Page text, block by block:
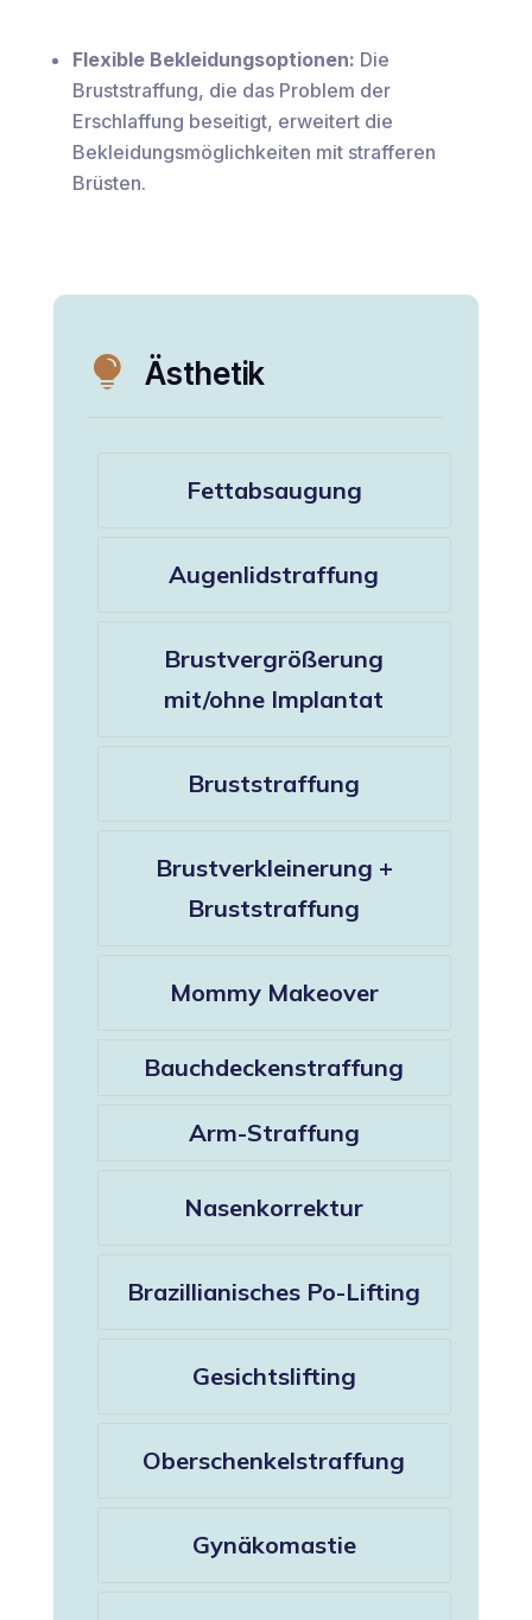
Flexible Bekleidungsoptionen: Die
Bruststraffung, die das Problem der
Erschlaffung beseitigt, erweitert die
Bekleidungsmöglichkeiten mit strafferen
Brüsten.
 Ästhetik
Fettabsaugung
Augenlidstraffung
Brustvergrößerung
mit/ohne Implantat
Bruststraffung
Brustverkleinerung +
Bruststraffung
Mommy Makeover
Bauchdeckenstraffung
Arm-Straffung
Nasenkorrektur
Brazillianisches Po-Lifting
Gesichtslifting
Oberschenkelstraffung
Gynäkomastie